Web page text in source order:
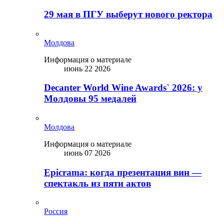
29 мая в ПГУ выберут нового ректора
Молдова
Информация о материале
июнь 22 2026
Decanter World Wine Awards` 2026: у
Молдовы 95 медалей
Молдова
Информация о материале
июнь 07 2026
Epicrama: когда презентация вин —
спектакль из пяти актов
Россия